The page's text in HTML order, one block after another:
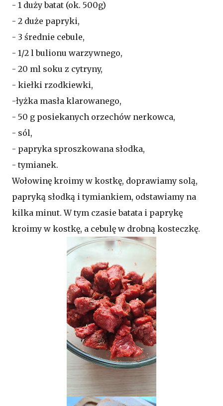
- 1 duży batat (ok. 500g)
- 2 duże papryki,
- 3 średnie cebule,
- 1/2 l bulionu warzywnego,
- 20 ml soku z cytryny,
- kiełki rzodkiewki,
-łyżka masła klarowanego,
- 50 g posiekanych orzechów nerkowca,
- sól,
- papryka sproszkowana słodka,
- tymianek.
Wołowinę kroimy w kostkę, doprawiamy solą,
papryką słodką i tymiankiem, odstawiamy na
kilka minut. W tym czasie batata i paprykę
kroimy w kostkę, a cebulę w drobną kosteczkę.